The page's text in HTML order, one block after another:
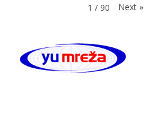
1 / 90 Next »